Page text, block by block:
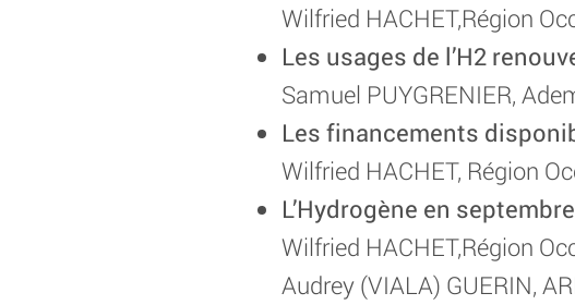
Wilfried HACHET,Région
Les usages de l’H2
Samuel PUYGRENIER,
Les financements
Wilfried HACHET, Région
L’Hydrogène en
Wilfried HACHET,Région
Audrey (VIALA) GUERIN,